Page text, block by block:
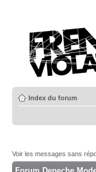
Index du forum
Voir les messages sans
Forum Depeche